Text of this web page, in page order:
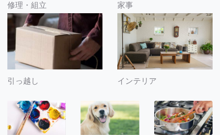
修理・組立 家事
引っ越し インテリア